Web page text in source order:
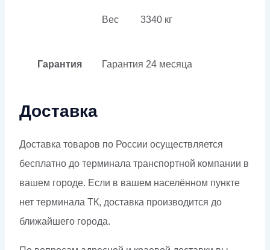
Вес 3340 кг
Гарантия Гарантия 24 месяца
Доставка
Доставка товаров по России осуществляется
бесплатно до терминала транспортной компании в
вашем городе. Если в вашем населённом пункте
нет терминала ТК, доставка производится до
ближайшего города.